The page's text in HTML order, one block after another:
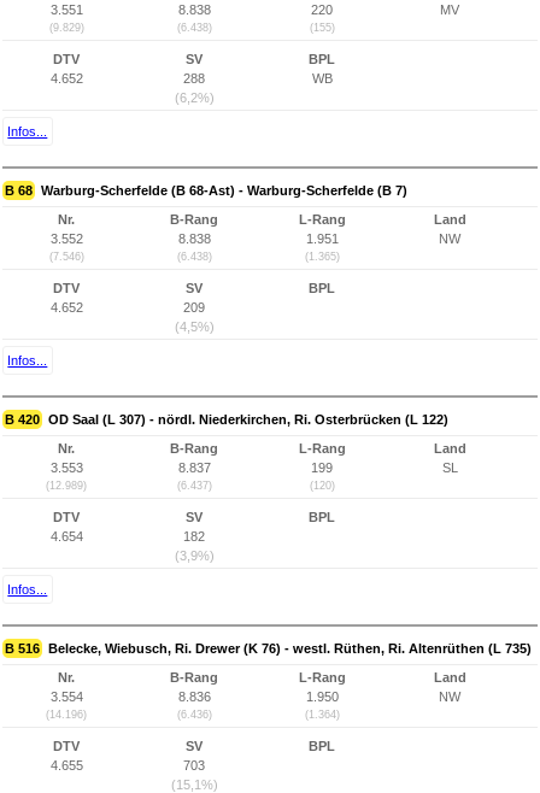
3.551
(9.829)
8.838
(6.438)
220
(155)
MV
DTV
4.652
SV
288
(6,2%)
BPL
WB
Infos...
B 68 Warburg-Scherfelde (B 68-Ast) - Warburg-Scherfelde (B 7)
Nr.
3.552
(7.546)
B-Rang
8.838
(6.438)
L-Rang
1.951
(1.365)
Land
NW
DTV
4.652
SV
209
(4,5%)
BPL
Infos...
B 420 OD Saal (L 307) - nördl. Niederkirchen, Ri. Osterbrücken (L 122)
Nr.
3.553
(12.989)
B-Rang
8.837
(6.437)
L-Rang
199
(120)
Land
SL
DTV
4.654
SV
182
(3,9%)
BPL
Infos...
B 516 Belecke, Wiebusch, Ri. Drewer (K 76) - westl. Rüthen, Ri. Altenrüthen (L 735)
Nr.
3.554
(14.196)
B-Rang
8.836
(6.436)
L-Rang
1.950
(1.364)
Land
NW
DTV
4.655
SV
703
(15,1%)
BPL